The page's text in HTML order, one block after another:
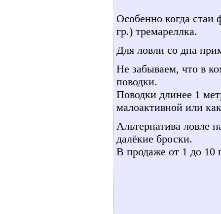
Особенно когда стаи
гр.) тремареллка.
Для ловли со дна
Не забываем, что в
поводки.
Поводки длинее 1
малоактивной или
Альтернатива ловле
далёкие броски.
В продаже от 1 до 10